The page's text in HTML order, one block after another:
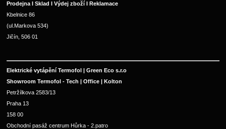
Prodejna I Sklad I Výdej zboží I Reklamace
Kbelnice 86
(ul.Markova 534)
Jičín, 506 01
Elektrické vytápění Termofol | Green Eco s.r.o
Showroom Termofol - Tech | Office | Kolton
Petržílkova 2583/13
Praha 13
158 00
Obchodní pasáž centrum Hůrka - 2.patro